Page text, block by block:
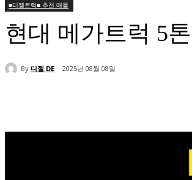
■디젤트럭■ 추천.매물
현대 메가트럭 5
By 디젤 DE 2025년 08월 08일